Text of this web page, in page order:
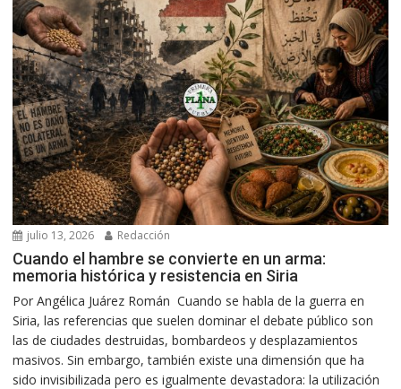
julio 13, 2026 Redacción
Cuando el hambre se convierte en un arma:
memoria histórica y resistencia en Siria
Por Angélica Juárez Román Cuando se habla de la guerra en
Siria, las referencias que suelen dominar el debate público son
las de ciudades destruidas, bombardeos y desplazamientos
masivos. Sin embargo, también existe una dimensión que ha
sido invisibilizada pero es igualmente devastadora: la utilización